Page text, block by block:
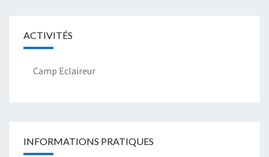
ACTIVITÉS
Camp Eclaireur
INFORMATIONS PRATIQUES